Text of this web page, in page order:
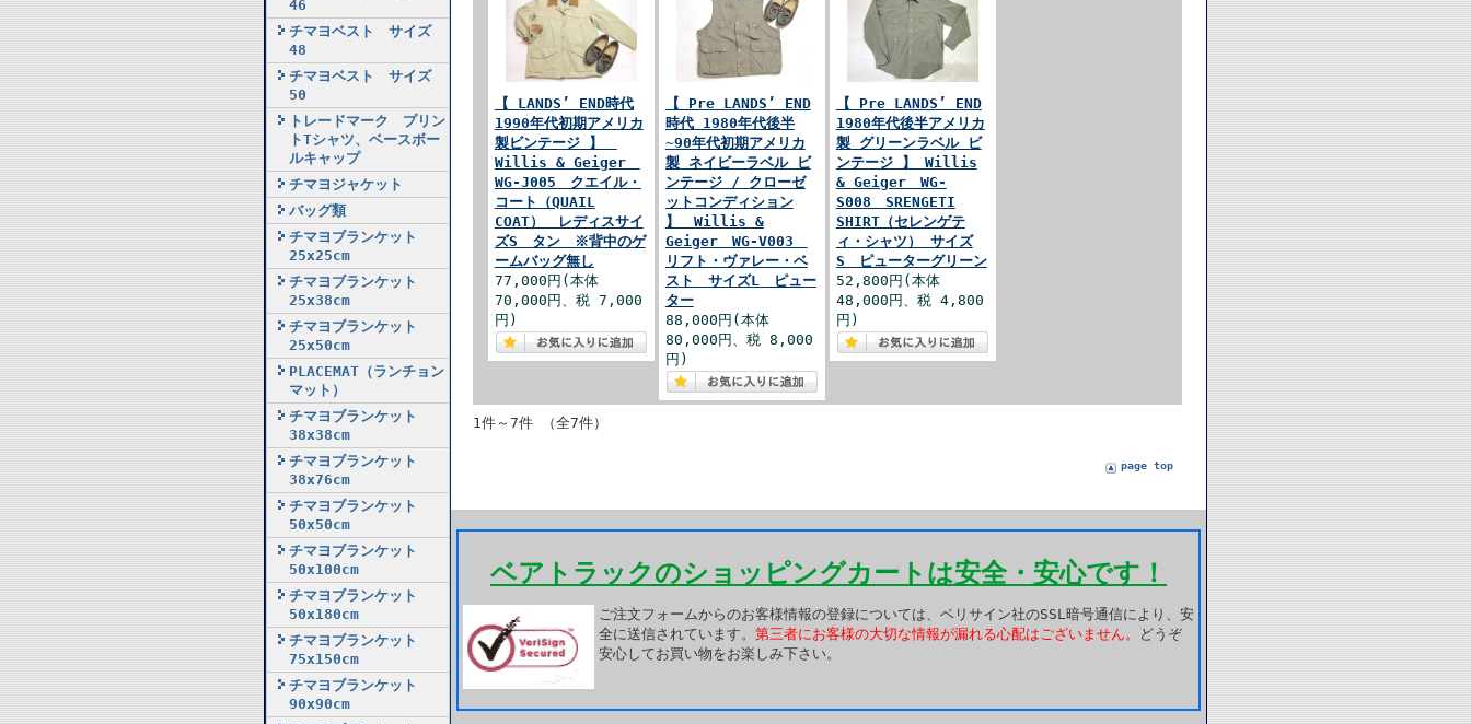
46
チマヨベスト サイズ
48
チマヨベスト サイズ
50
トレードマーク プリン
トTシャツ、ベースボー
ルキャップ
チマヨジャケット
バッグ類
チマヨブランケット
25x25cm
チマヨブランケット
25x38cm
チマヨブランケット
25x50cm
PLACEMAT（ランチョン
マット）
チマヨブランケット
38x38cm
チマヨブランケット
38x76cm
チマヨブランケット
50x50cm
チマヨブランケット
50x100cm
チマヨブランケット
50x180cm
チマヨブランケット
75x150cm
チマヨブランケット
90x90cm
【 LANDS’ END時代
1990年代初期アメリカ
製ビンテージ 】
Willis & Geiger
WG-J005 クエイル・
コート（QUAIL
COAT） レディスサイ
ズS タン ※背中のゲ
ームバッグ無し
77,000円(本体
70,000円、税 7,000
円)
【 Pre LANDS’ END
時代 1980年代後半
~90年代初期アメリカ
製 ネイビーラベル ビ
ンテージ / クローゼ
ットコンディション
】 Willis &
Geiger WG-V003
リフト・ヴァレー・ベ
スト サイズL ピュー
ター
88,000円(本体
80,000円、税 8,000
円)
【 Pre LANDS’ END
1980年代後半アメリカ
製 グリーンラベル ビ
ンテージ 】 Willis
& Geiger WG-
S008 SRENGETI
SHIRT（セレンゲテ
ィ・シャツ） サイズ
S ピューターグリーン
52,800円(本体
48,000円、税 4,800
円)
1件～7件 （全7件）
page top
ベアトラックのショッピングカートは安全・安心です！
ご注文フォームからのお客様情報の登録については、ベリサイン社のSSL暗号通信により、安
全に送信されています。 第三者にお客様の大切な情報が漏れる心配はございません。
どうぞ
安心してお買い物をお楽しみ下さい。